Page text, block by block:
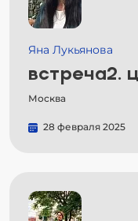
Яна Лукьянова
встреча2.
Москва
28 февраля 2025